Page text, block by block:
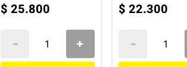
$ 25.800 $ 22.300